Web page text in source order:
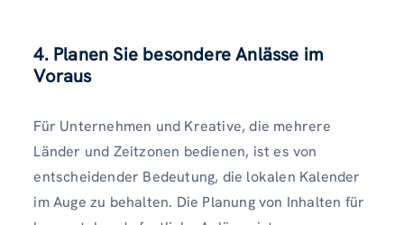
4. Planen Sie besondere Anlässe im
Voraus
Für Unternehmen und Kreative, die mehrere
Länder und Zeitzonen bedienen, ist es von
entscheidender Bedeutung, die lokalen Kalender
im Auge zu behalten. Die Planung von Inhalten für